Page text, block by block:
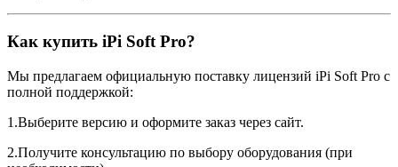
Как купить iPi Soft Pro?
Мы предлагаем официальную поставку лицензий iPi Soft Pro с
полной поддержкой:
1.Выберите версию и оформите заказ через сайт.
2.Получите консультацию по выбору оборудования (при